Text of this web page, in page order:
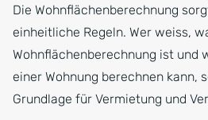
Die Wohnflächenberechnung
einheitliche Regeln. Wer weiss,
Wohnflächenberechnung ist und
einer Wohnung berechnen kann,
Grundlage für Vermietung und